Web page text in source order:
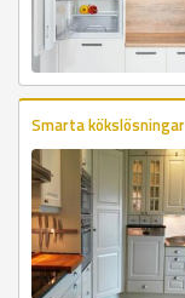
Smarta kökslösningar